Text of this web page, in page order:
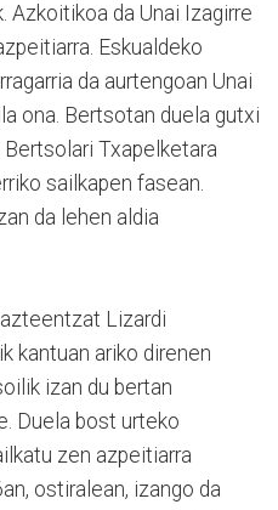
Azkoitikoa da Unai Izagirre
Eskualdeko
da aurtengoan Unai
ona. Bertsotan duela gutxi
Bertsolari Txapelketara
sailkapen fasean.
da lehen aldia
Lizardi
kantuan ariko direnen
izan du bertan
Duela bost urteko
zen azpeitiarra
ostiralean, izango da